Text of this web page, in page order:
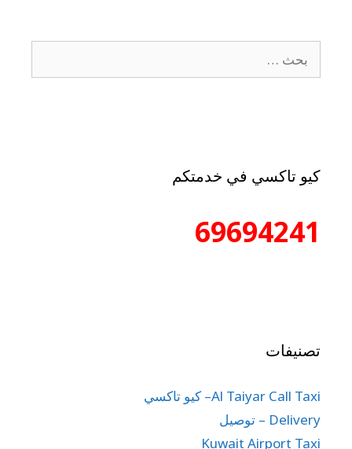
كيو تاكسي في خدمتكم
69694241
تصنيفات
Al Taiyar Call Taxi– كيو تاكسي
Delivery – توصيل
Kuwait Airport Taxi